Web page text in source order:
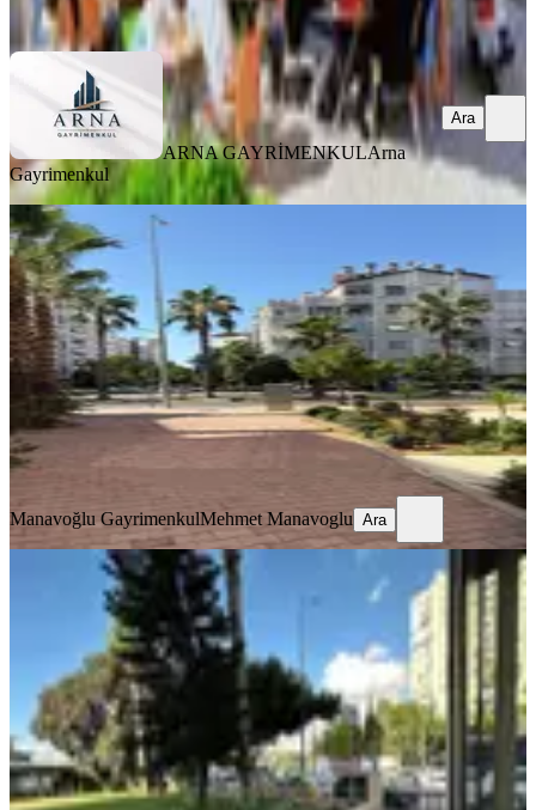
Ara
ARNA GAYRİMENKULArna
Gayrimenkul
Ara
Muratpaşa, Yeşilbahçe Mahallesi
1 Oda·35 m²·Düz Giriş (Zemin)·11.07.2025
450.000 ₺
Manavoğlu GayrimenkulMehmet Manavoglu
Manavoğlu GayrimenkulMehmet Manavoglu Ara
Araç Ve İnsan Trafiğinin En Yoğun
Olduğu Bölgede Cafe&restorant
Muratpaşa, Meltem Mahallesi
1 Oda
550 m² Düz Giriş (Zemin)·12.11.2025
21.000.000 ₺